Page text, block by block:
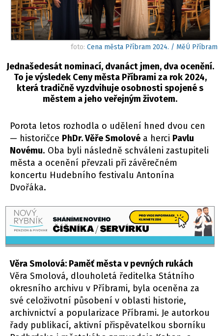
foto: Cena města Příbram 2024. / MěÚ Příbram
Jednašedesát nominací, dvanáct jmen, dva ocenění.
To je výsledek Ceny města Příbrami za rok 2024,
která tradičně vyzdvihuje osobnosti spojené s
městem a jeho veřejným životem.
Porota letos rozhodla o udělení hned dvou cen
— historičce PhDr. Věře Smolové a herci Pavlu
Novému. Oba byli následně schváleni zastupiteli
města a ocenění převzali při závěrečném
koncertu Hudebního festivalu Antonína
Dvořáka.
Věra Smolová: Paměť města v pevných rukách
Věra Smolová, dlouholetá ředitelka Státního
okresního archivu v Příbrami, byla oceněna za
své celoživotní působení v oblasti historie,
archivnictví a popularizace Příbrami. Je autorkou
řady publikací, aktivní přispěvatelkou sborníku